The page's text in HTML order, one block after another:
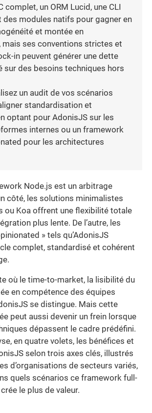
complet, un ORM Lucid, une CLI
des modules natifs pour gagner en
et montée en
mais ses conventions strictes et
in peuvent générer une dette
sur des besoins techniques hors
un audit de vos scénarios
standardisation et
optant pour AdonisJS sur les
internes ou un framework
pour les architectures
Node.js est un arbitrage
côté, les solutions minimalistes
ou Koa offrent une flexibilité totale
plus lente. De l’autre, les
» tels qu’AdonisJS
complet, standardisé et cohérent
où le time-to-market, la lisibilité du
en compétence des équipes
se distingue. Mais cette
peut aussi devenir un frein lorsque
dépassent le cadre prédéfini.
en quatre volets, les bénéfices et
selon trois axes clés, illustrés
d’organisations de secteurs variés,
quels scénarios ce framework full-
le plus de valeur.